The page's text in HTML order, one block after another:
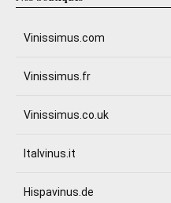
Vinissimus.com
Vinissimus.fr
Vinissimus.co.uk
Italvinus.it
Hispavinus.de